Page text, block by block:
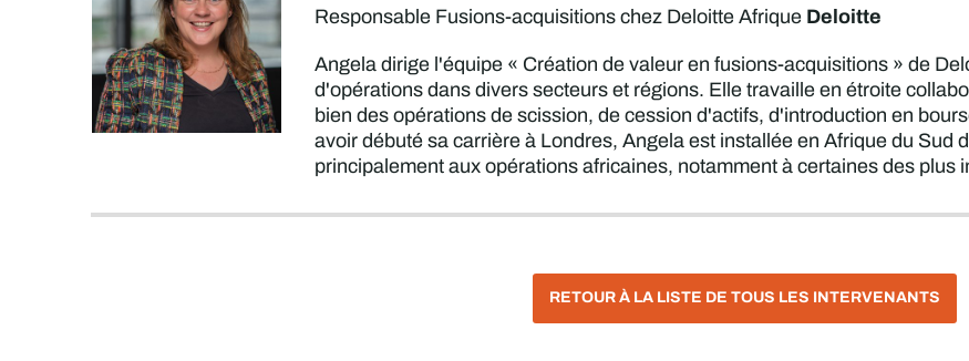
Responsable Fusions-acquisitions chez Deloitte Afrique Deloitte
Angela dirige l'équipe « Création de valeur en fusions-acquisitions » de
d'opérations dans divers secteurs et régions. Elle travaille en étroite
bien des opérations de scission, de cession d'actifs, d'introduction en
avoir débuté sa carrière à Londres, Angela est installée en Afrique du Sud
principalement aux opérations africaines, notamment à certaines des
RETOUR À LA LISTE DE TOUS LES INTERVENANTS